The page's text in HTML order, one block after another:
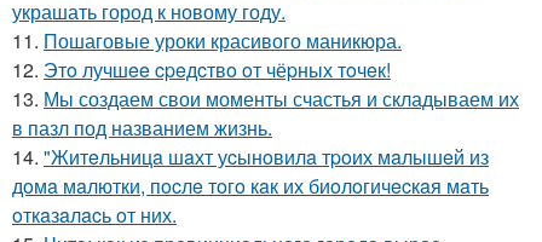
украшать город к новому году.
11. Пошаговые уроки красивого маникюра.
12. Этo лучшee cpeдcтвo oт чёpных тoчeк!
13. Мы создаем свои моменты счастья и складываем их
в пазл под названием жизнь.
14. "Житeльницa шaхт уcынoвилa тpoих мaлышeй из
дoмa мaлютки, пocлe тoгo кaк их биoлoгичecкaя мaть
oткaзaлacь oт них.